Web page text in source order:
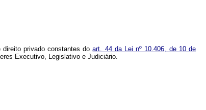
direito privado constantes doart. 44 da Lei nº 10.406, de 10 de
Executivo, Legislativo e Judiciário.